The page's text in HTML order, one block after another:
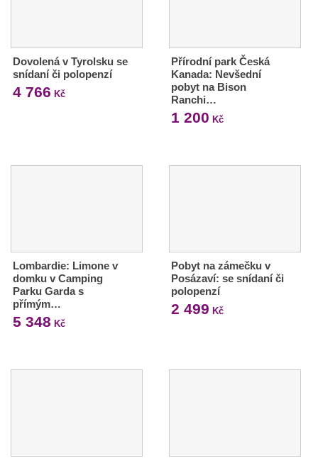
Dovolená v Tyrolsku se
snídaní či polopenzí
4 766 Kč
Přírodní park Česká
Kanada: Nevšední
pobyt na Bison
Ranchi…
1 200 Kč
Lombardie: Limone v
domku v Camping
Parku Garda s
přímým…
5 348 Kč
Pobyt na zámečku v
Posázaví: se snídaní či
polopenzí
2 499 Kč